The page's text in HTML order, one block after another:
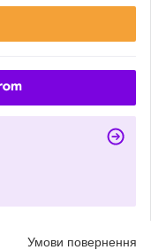
Умови повернення